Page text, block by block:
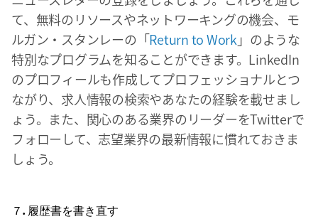
て、無料のリソースやネットワーキングの機会、モ
ルガン・スタンレーの「Return to Work」のような
特別なプログラムを知ることができます。LinkedIn
のプロフィールも作成してプロフェッショナルとつ
ながり、求人情報の検索やあなたの経験を載せまし
ょう。また、関心のある業界のリーダーをTwitterで
フォローして、志望業界の最新情報に慣れておきま
しょう。
７. 履歴書を書き直す